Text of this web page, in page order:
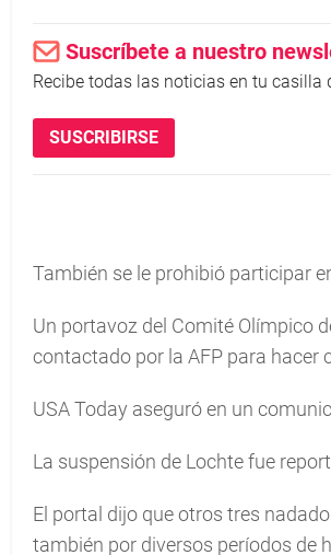
Suscríbete a nuestro
Recibe todas las noticias en tu casilla
SUSCRIBIRSE
También se le prohibió participar
Un portavoz del Comité Olímpico
contactado por la AFP para hacer
USA Today aseguró en un
La suspensión de Lochte fue
El portal dijo que otros tres
también por diversos períodos de